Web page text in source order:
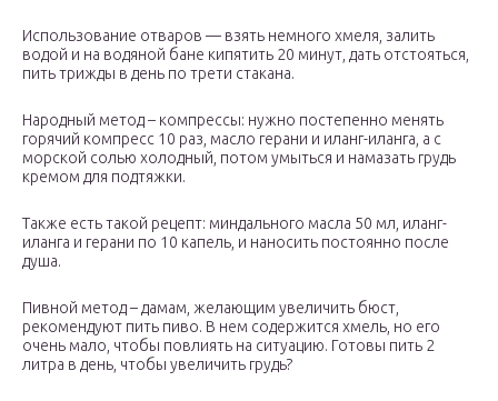
Использование отваров — взять немного хмеля, залить
водой и на водяной бане кипятить 20 минут, дать отстояться,
пить трижды в день по трети стакана.
Народный метод – компрессы: нужно постепенно менять
горячий компресс 10 раз, масло герани и иланг-иланга, а с
морской солью холодный, потом умыться и намазать грудь
кремом для подтяжки.
Также есть такой рецепт: миндального масла 50 мл, иланг-
иланга и герани по 10 капель, и наносить постоянно после
душа.
Пивной метод – дамам, желающим увеличить бюст,
рекомендуют пить пиво. В нем содержится хмель, но его
очень мало, чтобы повлиять на ситуацию. Готовы пить 2
литра в день, чтобы увеличить грудь?